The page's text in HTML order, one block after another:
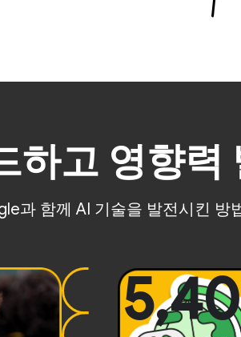
하고 영향력
과 함께 AI 기술을 발전시킨 방